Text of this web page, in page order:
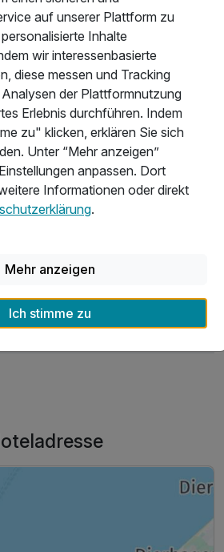
„Pink Lady“ im
noch buchen und anreisen, wir
auf unserer Plattform zu
Inhalte
wir interessenbasierte
diese messen und Tracking
der Plattformnutzung
Erlebnis durchführen. Indem
zu" klicken, erklären Sie sich
Unter “Mehr anzeigen”
anpassen. Dort
Informationen oder direkt
.
Mehr anzeigen
Ich stimme zu